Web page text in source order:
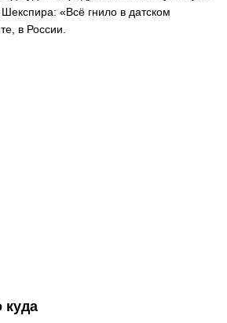
«Всё гнило в датском
в России.
куда